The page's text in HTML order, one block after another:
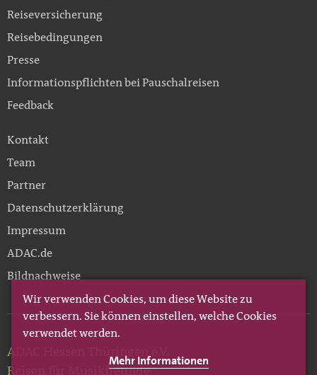
Reiseversicherung
Reisebedingungen
Presse
Informationspflichten bei Pauschalreisen
Feedback
Kontakt
Team
Partner
Datenschutzerklärung
Impressum
ADAC.de
Bildnachweise
ADAC Hessen Thüringen e.V.
Reisen für Musikfreunde
Wir verwenden Cookies, um diese Website zu
verbessern. Sie können einstellen, welche Cookies
verwendet werden.
Mehr Informationen